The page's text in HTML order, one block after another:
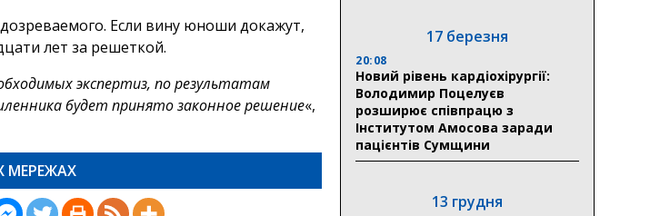
Если вину юноши докажут,
лет за решеткой.
экспертиз, по результатам
будет принято законное решение«,
МЕРЕЖАХ
17 березня
20:08
Новий рівень кардіохірургії:
Володимир Поцелуєв
розширює співпрацю з
Інститутом Амосова заради
пацієнтів Сумщини
13 грудня